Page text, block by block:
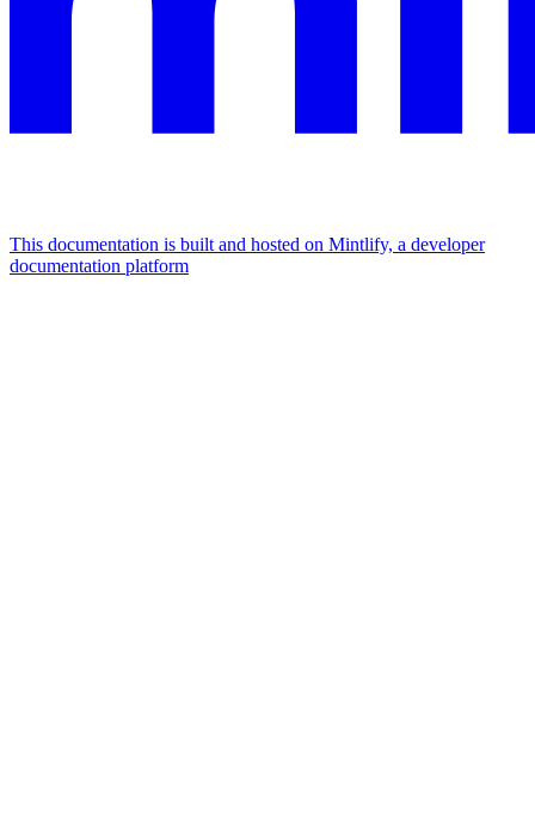
This documentation is built and hosted on Mintlify, a developer
documentation platform